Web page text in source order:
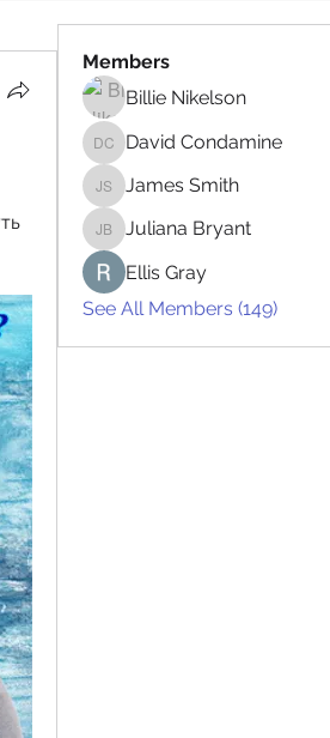
Администрацией
Members
Billie Nikelson
David Condamine
David Condamine
James Smith
James Smith
Juliana Bryant
Juliana Bryant
Ellis Gray
See All Members (149)